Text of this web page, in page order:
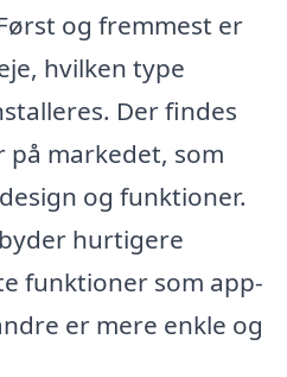
og fremmest er
hvilken type
Der findes
markedet, som
og funktioner.
hurtigere
funktioner som app-
er mere enkle og